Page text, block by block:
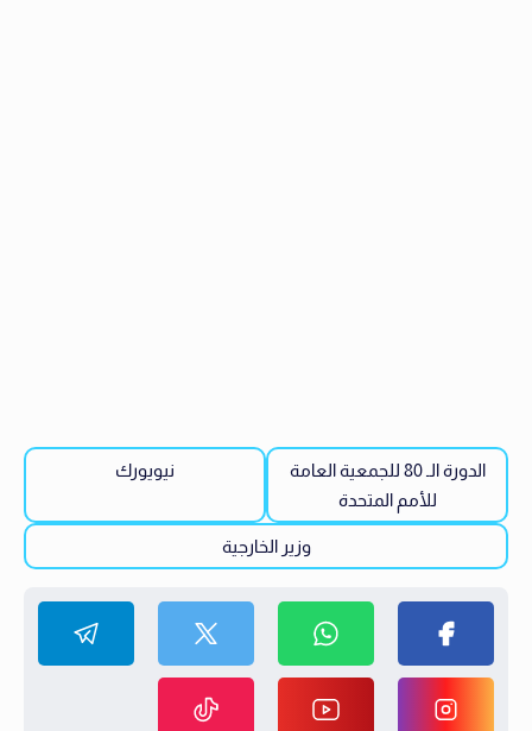
الدورة الـ 80 للجمعية العامة
للأمم المتحدة
نيويورك
وزير الخارجية